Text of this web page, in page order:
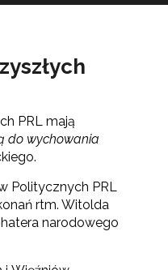
PRL mają
do wychowania
Politycznych PRL
rtm. Witolda
narodowego